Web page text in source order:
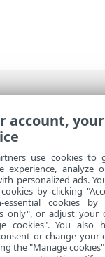
束>企業生命
account,
use cookies to
experience, analyze
personalized ads.
by clicking
cookies by
only", or adjust your
cookies". You
or change your
the "Manage